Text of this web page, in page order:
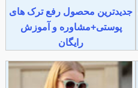
جدیدترین محصول رفع ترک های
پوستی+مشاوره و آموزش
رایگان